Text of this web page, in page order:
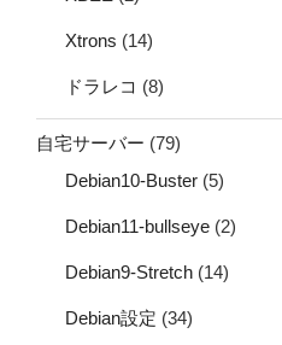
Xtrons (14)
ドラレコ (8)
自宅サーバー (79)
Debian10-Buster (5)
Debian11-bullseye (2)
Debian9-Stretch (14)
Debian設定 (34)